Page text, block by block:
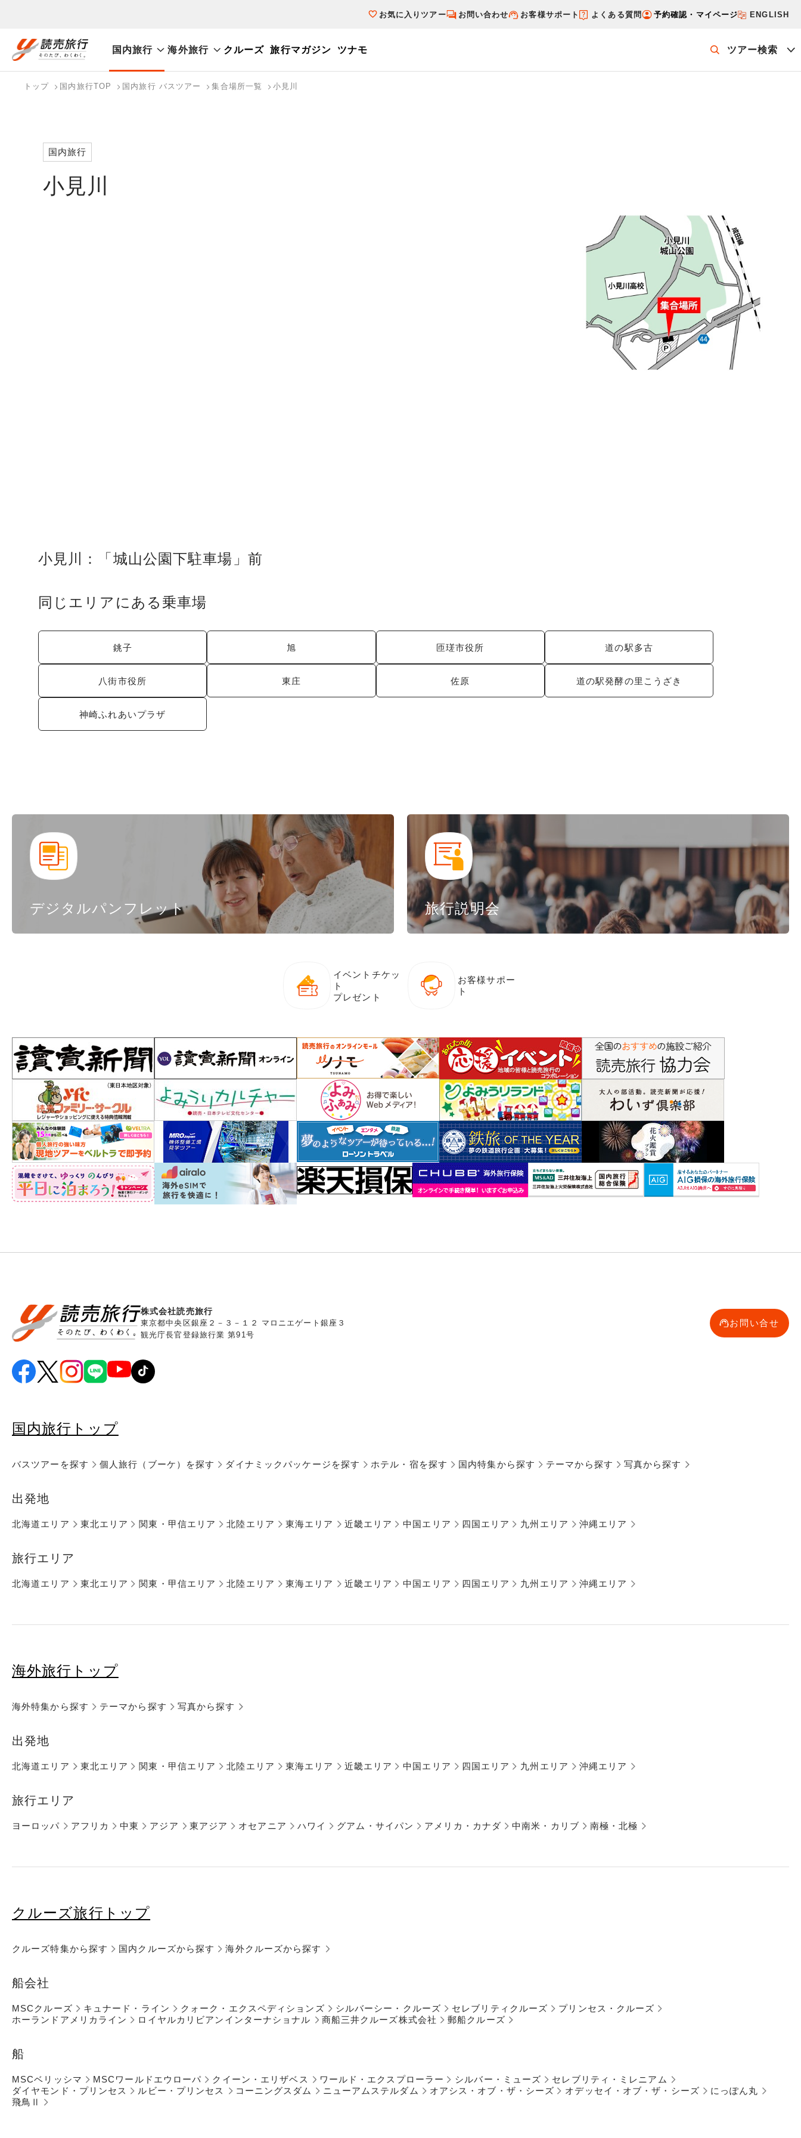
お気に入りツアー お問い合わせ お客様サポート よくある質問 予約確認・マイページ ENGLISH
国内旅行 海外旅行 クルーズ 旅行マガジン ツナモ ツアー検索
国内旅行トップ
海外旅行トップ
トップ 国内旅行TOP 国内旅行 バスツアー 集合場所一覧 小見川
小見川
国内旅行
小見川：「城山公園下駐車場」前
同じエリアにある乗車場
銚子 旭 匝瑳市役所 道の駅多古
八街市役所 東庄 佐原 道の駅発酵の里こうざき
神崎ふれあいプラザ
デジタルパンフレット 旅行説明会
イベントチケッ
ト
プレゼント
お客様サポー
ト
株式会社読売旅行
東京都中央区銀座２－３－１２ マロニエゲート銀座３
観光庁長官登録旅行業 第91号
お問い合せ
国内旅行トップ
バスツアーを探す 個人旅行（ブーケ）を探す ダイナミックパッケージを探す ホテル・宿を探す 国内特集から探す テーマから探す 写真から探す
出発地
北海道エリア 東北エリア 関東・甲信エリア 北陸エリア 東海エリア 近畿エリア 中国エリア 四国エリア 九州エリア 沖縄エリア
旅行エリア
北海道エリア 東北エリア 関東・甲信エリア 北陸エリア 東海エリア 近畿エリア 中国エリア 四国エリア 九州エリア 沖縄エリア
海外旅行トップ
海外特集から探す テーマから探す 写真から探す
出発地
北海道エリア 東北エリア 関東・甲信エリア 北陸エリア 東海エリア 近畿エリア 中国エリア 四国エリア 九州エリア 沖縄エリア
旅行エリア
ヨーロッパ アフリカ 中東 アジア 東アジア オセアニア ハワイ グアム・サイパン アメリカ・カナダ 中南米・カリブ 南極・北極
クルーズ旅行トップ
クルーズ特集から探す 国内クルーズから探す 海外クルーズから探す
船会社
MSCクルーズ キュナード・ライン クォーク・エクスペディションズ シルバーシー・クルーズ セレブリティクルーズ
プリンセス・クルーズ
ホーランドアメリカライン
ロイヤルカリビアンインターナショナル 商船三井クルーズ株式会社 郵船クルーズ
船
MSCベリッシマ MSCワールドエウローパ クイーン・エリザベス ワールド・エクスプローラー シルバー・ミューズ
セレブリティ・ミレニアム
ダイヤモンド・プリンセス
ルビー・プリンセス コーニングスダム ニューアムステルダム オアシス・オブ・ザ・シーズ オデッセイ・オブ・ザ・シーズ
にっぽん丸
飛鳥Ⅱ